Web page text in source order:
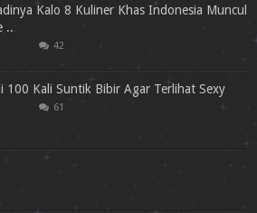
Kalo 8 Kuliner Khas Indonesia Muncul
..
42
100 Kali Suntik Bibir Agar Terlihat Sexy
61